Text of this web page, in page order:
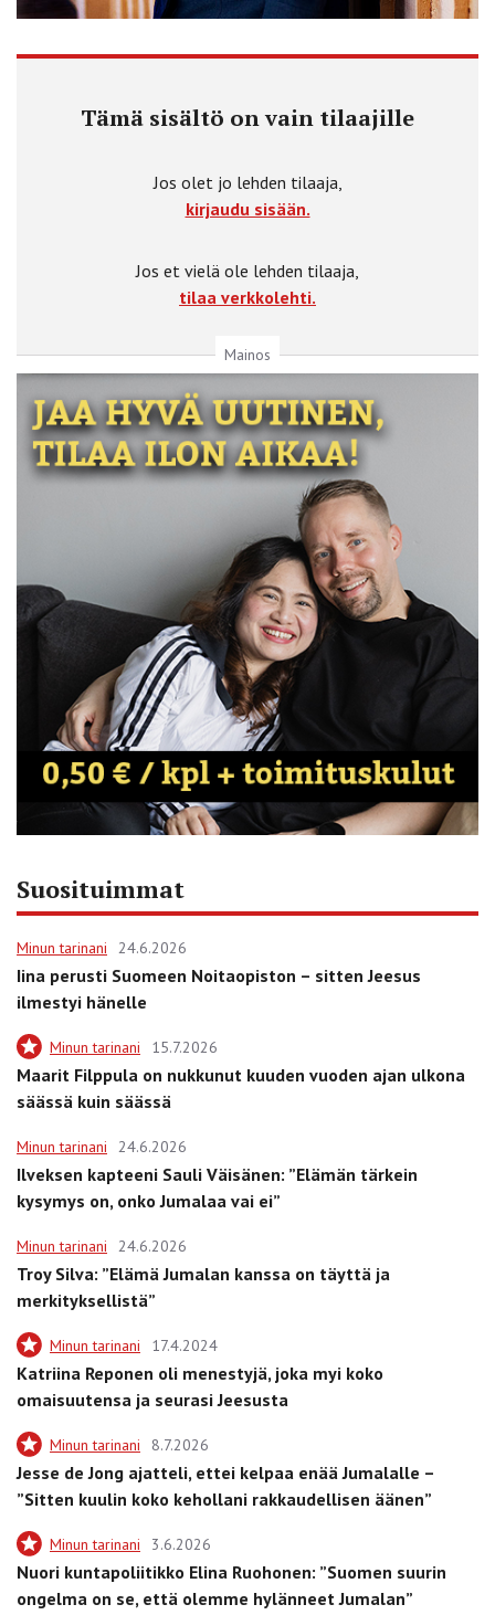
Tämä sisältö on vain tilaajille
Jos olet jo lehden tilaaja,
kirjaudu sisään.
Jos et vielä ole lehden tilaaja,
tilaa verkkolehti.
Mainos
Suosituimmat
Minun tarinani 24.6.2026
Iina perusti Suomeen Noitaopiston – sitten Jeesus
ilmestyi hänelle
Minun tarinani 15.7.2026
Maarit Filppula on nukkunut kuuden vuoden ajan ulkona
säässä kuin säässä
Minun tarinani 24.6.2026
Ilveksen kapteeni Sauli Väisänen: ”Elämän tärkein
kysymys on, onko Jumalaa vai ei”
Minun tarinani 24.6.2026
Troy Silva: ”Elämä Jumalan kanssa on täyttä ja
merkityksellistä”
Minun tarinani 17.4.2024
Katriina Reponen oli menestyjä, joka myi koko
omaisuutensa ja seurasi Jeesusta
Minun tarinani 8.7.2026
Jesse de Jong ajatteli, ettei kelpaa enää Jumalalle –
”Sitten kuulin koko kehollani rakkaudellisen äänen”
Minun tarinani 3.6.2026
Nuori kuntapoliitikko Elina Ruohonen: ”Suomen suurin
ongelma on se, että olemme hylänneet Jumalan”